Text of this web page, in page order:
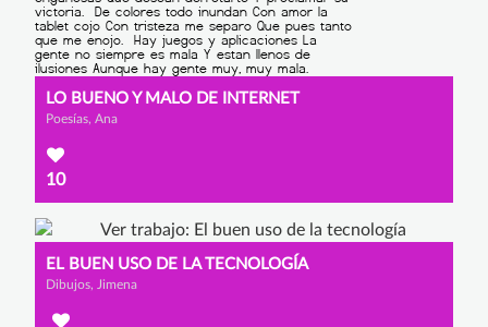
LO BUENO Y MALO DE INTERNET
Poesías, Ana
10
EL BUEN USO DE LA TECNOLOGÍA
Dibujos, Jimena